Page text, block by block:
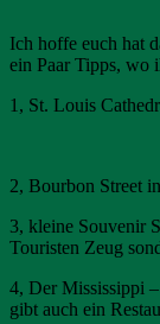
Ich hoffe euch hat
ein Paar Tipps, wo
1, St. Louis
2, Bourbon Street
3, kleine Souvenir
Touristen Zeug
4, Der Mississippi
gibt auch ein